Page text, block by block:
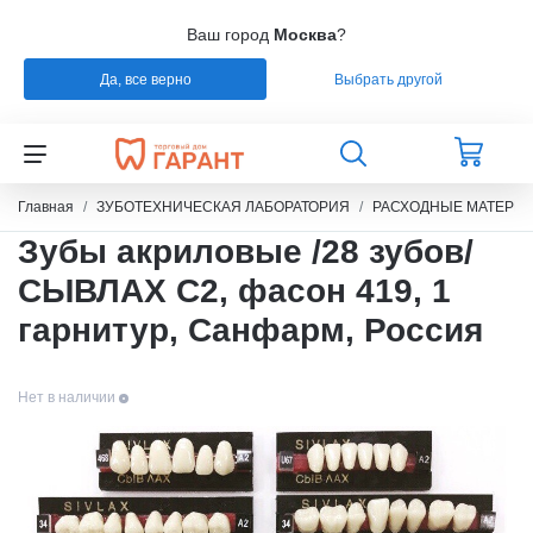
Ваш город Москва?
Да, все верно Выбрать другой
Назад
СТОМАТОЛОГИЯ
Назад
РАСХОДНЫЕ МАТЕРИАЛЫ
ЭНДОДОНТИЧЕСКОЕ ЛЕЧЕНИЕ
ШТИФТЫ СТЕКЛОВОЛОКНО / БЕЗЗОЛЬНЫЕ /
ТИТАН
УПАКОВКА ДЛЯ СТЕРИЛИЗАЦИИ
ПРОВОЛОКА, ГИЛЬЗЫ, ШИНЫ, КЛАММЕРА
ОБОРУДОВАНИЕ
Назад
ЗУБОТЕХНИЧЕСКАЯ ЛАБОРАТОРИЯ
Назад
РАСХОДНЫЕ МАТЕРИАЛЫ
СИЛИКОНЫ
МАТЕРИАЛЫ И ИНСТРУМЕНТЫ ДЛЯ
ПОЛИРОВАНИЯ
ПРИСПОСОБЛЕНИЯ ДЛЯ ИЗГОТОВЛЕНИЯ
МОДЕЛЕЙ
Главная ЗУБОТЕХНИЧЕСКАЯ ЛАБОРАТОРИЯ РАСХОДНЫЕ
Зубы акриловые /28 зубов/
СЫВЛАХ C2, фасон 419, 1
гарнитур, Санфарм, Россия
Нет в наличии